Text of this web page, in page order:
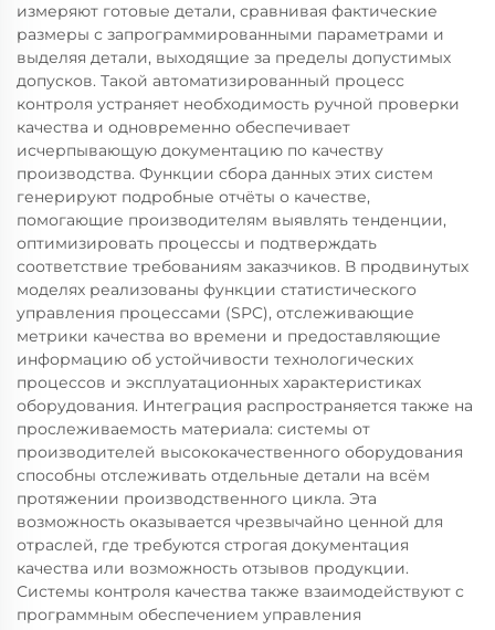
измеряют готовые детали, сравнивая фактические
размеры с запрограммированными параметрами и
выделяя детали, выходящие за пределы допустимых
допусков. Такой автоматизированный процесс
контроля устраняет необходимость ручной проверки
качества и одновременно обеспечивает
исчерпывающую документацию по качеству
производства. Функции сбора данных этих систем
генерируют подробные отчёты о качестве,
помогающие производителям выявлять тенденции,
оптимизировать процессы и подтверждать
соответствие требованиям заказчиков. В продвинутых
моделях реализованы функции статистического
управления процессами (SPC), отслеживающие
метрики качества во времени и предоставляющие
информацию об устойчивости технологических
процессов и эксплуатационных характеристиках
оборудования. Интеграция распространяется также на
прослеживаемость материала: системы от
производителей высококачественного оборудования
способны отслеживать отдельные детали на всём
протяжении производственного цикла. Эта
возможность оказывается чрезвычайно ценной для
отраслей, где требуются строгая документация
качества или возможность отзывов продукции.
Системы контроля качества также взаимодействуют с
программным обеспечением управления